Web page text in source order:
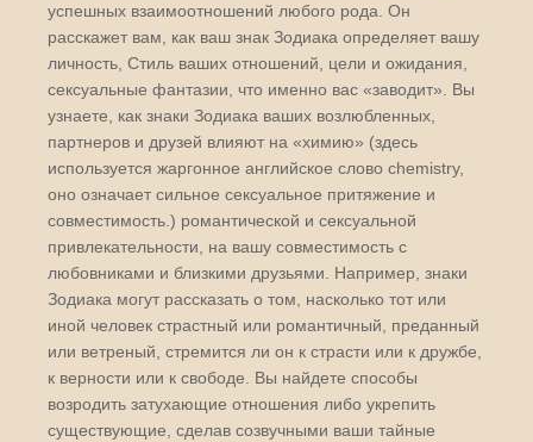
успешных взаимоотношений любого рода. Он
расскажет вам, как ваш знак Зодиака определяет вашу
личность, Стиль ваших отношений, цели и ожидания,
сексуальные фантазии, что именно вас «заводит». Вы
узнаете, как знаки Зодиака ваших возлюбленных,
партнеров и друзей влияют на «химию» (здесь
используется жаргонное английское слово chemistry,
оно означает сильное сексуальное притяжение и
совместимость.) романтической и сексуальной
привлекательности, на вашу совместимость с
любовниками и близкими друзьями. Например, знаки
Зодиака могут рассказать о том, насколько тот или
иной человек страстный или романтичный, преданный
или ветреный, стремится ли он к страсти или к дружбе,
к верности или к свободе. Вы найдете способы
возродить затухающие отношения либо укрепить
существующие, сделав созвучными ваши тайные